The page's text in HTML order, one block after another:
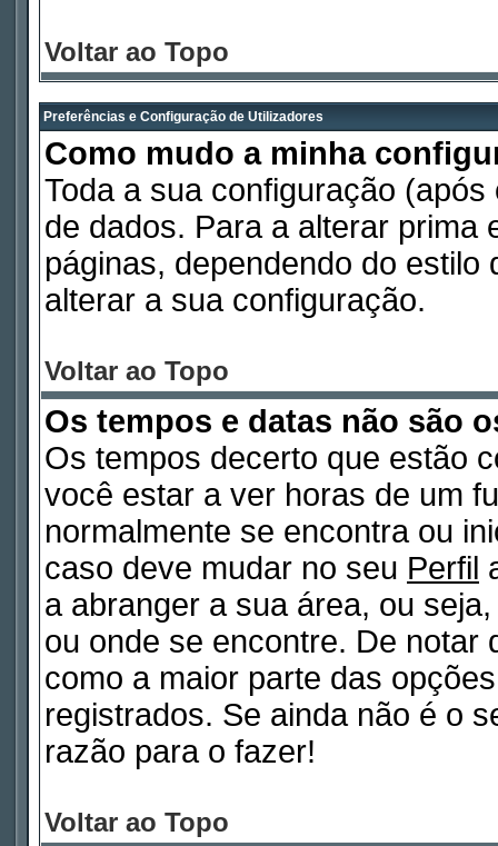
Voltar ao Topo
Preferências e Configuração de Utilizadores
Como mudo a minha
Toda a sua configuração
de dados. Para a alterar prima
páginas, dependendo do estilo
alterar a sua configuração.
Voltar ao Topo
Os tempos e datas não são
Os tempos decerto que estão
você estar a ver horas de um
normalmente se encontra ou
caso deve mudar no seu Perfil
a abranger a sua área, ou
ou onde se encontre. De notar
como a maior parte das
registrados. Se ainda não é o
razão para o fazer!
Voltar ao Topo